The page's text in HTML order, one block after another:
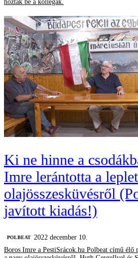
hozták be a kollégák.
Ki ne hinne a
Imre lerántotta a
olajösszesküvésről
javított kiadás!)
‎POLBEAT
2022 december 10.
Boros Imre a PestiSrácok.hu Polbeat című élő